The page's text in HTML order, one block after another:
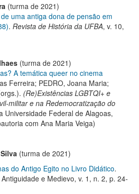
(turma de 2021)
uma antiga dona de pensão em
. Revista de História da UFBA, v. 10,
(turma de 2021)
A temática queer no cinema
Ferreira; PEDRO, Joana Maria;
(Re)Existências LGBTQI+ e
militar e na Redemocratização do
Universidade Federal de Alagoas,
com Ana Maria Veiga)
(turma de 2021)
do Antigo Egito no Livro Didático.
e Medievo, v. 1, n. 2, p. 24-